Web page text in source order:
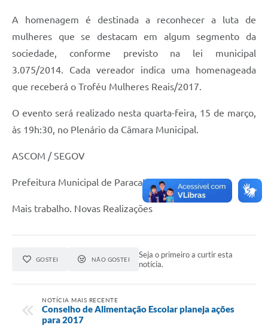
A homenagem é destinada a reconhecer a luta de
mulheres que se destacam em algum segmento da
sociedade, conforme previsto na lei municipal
3.075/2014. Cada vereador indica uma homenageada
que receberá o Troféu Mulheres Reais/2017.
O evento será realizado nesta quarta-feira, 15 de março,
às 19h:30, no Plenário da Câmara Municipal.
ASCOM / SEGOV
Prefeitura Municipal de Paracatu
Mais trabalho. Novas Realizações
GOSTEI NÃO GOSTEI
Seja o primeiro a curtir esta
notícia.
NOTÍCIA MAIS RECENTE
Conselho de Alimentação Escolar planeja ações
para 2017